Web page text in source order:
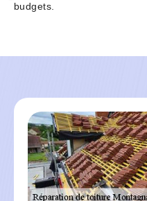
budgets.